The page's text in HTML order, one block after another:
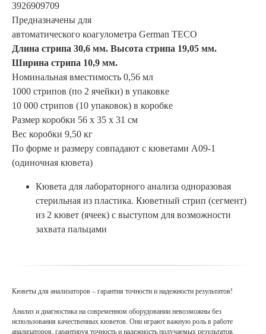
3926909709
Предназначены для
автоматического коагулометра German TECO
Длина стрипа 30,6 мм. Высота стрипа 19,05 мм.
Ширина стрипа 10,9 мм.
Номинальная вместимость 0,56 мл
1000 стрипов (по 2 ячейки) в упаковке
10 000 стрипов (10 упаковок) в коробке
Размер коробки 56 х 35 х 31 см
Вес коробки 9,50 кг
По форме и размеру совпадают с кюветами A09-1
(одиночная кювета)
Кювета для лабораторного анализа одноразовая
стерильная из пластика. Кюветный стрип (сегмент)
из 2 кювет (ячеек) с выступом для возможности
захвата пальцами
Кюветы для анализаторов – гарантия точности и надежности результатов!
Анализ и диагностика на современном оборудовании невозможны без
использования качественных кюветов. Они играют важную роль в работе
анализаторов, гарантируя точность и надежность получаемых результатов.